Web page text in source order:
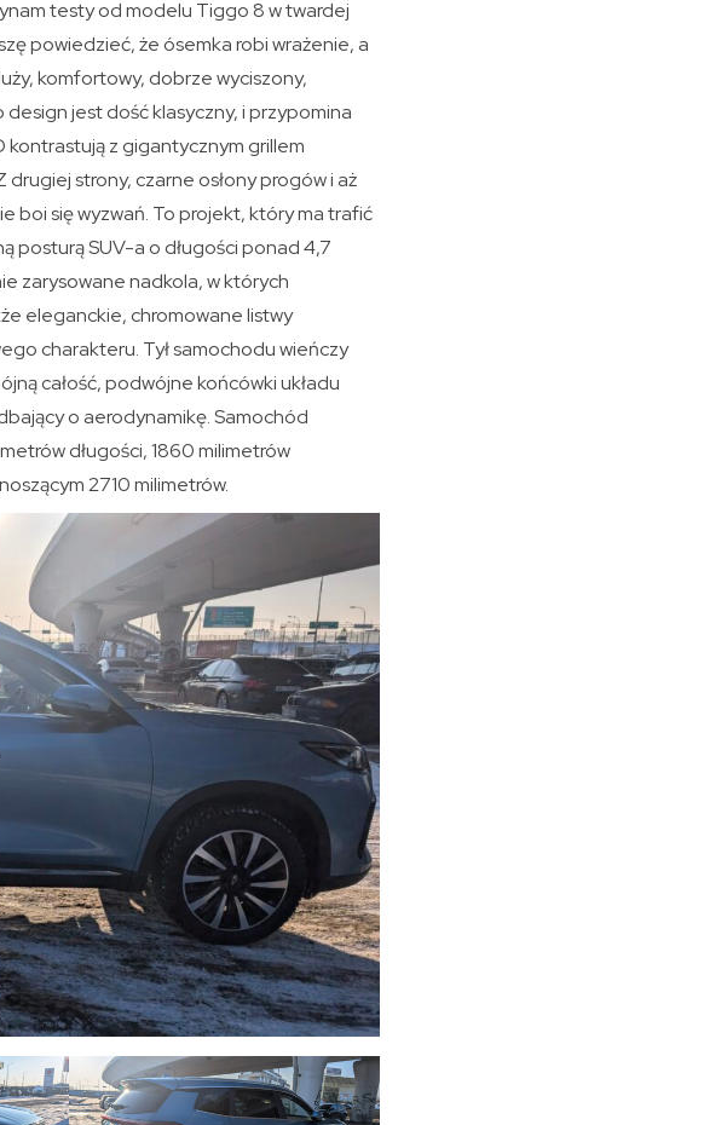
testy od modelu Tiggo 8 w twardej
powiedzieć, że ósemka robi wrażenie, a
komfortowy, dobrze wyciszony,
jest dość klasyczny, i przypomina
kontrastują z gigantycznym grillem
strony, czarne osłony progów i aż
boi się wyzwań. To projekt, który ma trafić
posturą SUV-a o długości ponad 4,7
zarysowane nadkola, w których
eleganckie, chromowane listwy
charakteru. Tył samochodu wieńczy
całość, podwójne końcówki układu
o aerodynamikę. Samochód
długości, 1860 milimetrów
2710 milimetrów.